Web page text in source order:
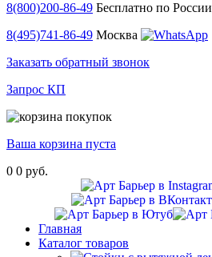
8(800)200-86-49 Бесплатно по России
8(495)741-86-49 Москва
Заказать обратный звонок
Запрос КП
Ваша корзина пуста
0 0 руб.
Главная
Каталог товаров